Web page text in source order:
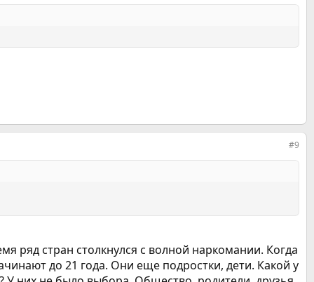
#9
ряд стран столкнулся с волной наркомании. Когда
до 21 года. Они еще подростки, дети. Какой у